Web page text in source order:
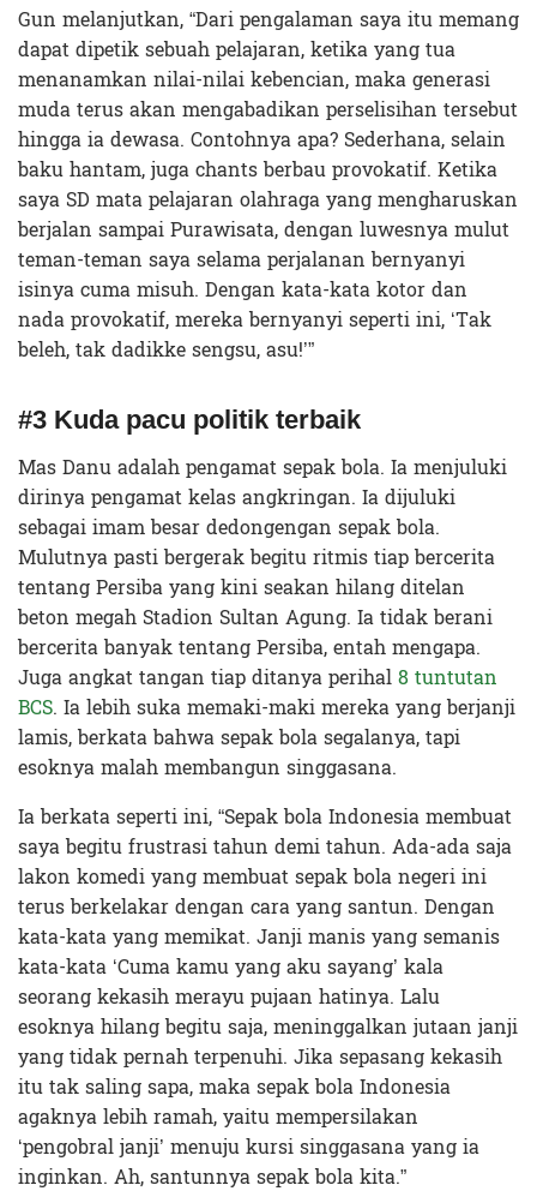
Gun melanjutkan, “Dari pengalaman saya itu memang
dapat dipetik sebuah pelajaran, ketika yang tua
menanamkan nilai-nilai kebencian, maka generasi
muda terus akan mengabadikan perselisihan tersebut
hingga ia dewasa. Contohnya apa? Sederhana, selain
baku hantam, juga chants berbau provokatif. Ketika
saya SD mata pelajaran olahraga yang mengharuskan
berjalan sampai Purawisata, dengan luwesnya mulut
teman-teman saya selama perjalanan bernyanyi
isinya cuma misuh. Dengan kata-kata kotor dan
nada provokatif, mereka bernyanyi seperti ini, ‘Tak
beleh, tak dadikke sengsu, asu!’”
#3 Kuda pacu politik terbaik
Mas Danu adalah pengamat sepak bola. Ia menjuluki
dirinya pengamat kelas angkringan. Ia dijuluki
sebagai imam besar dedongengan sepak bola.
Mulutnya pasti bergerak begitu ritmis tiap bercerita
tentang Persiba yang kini seakan hilang ditelan
beton megah Stadion Sultan Agung. Ia tidak berani
bercerita banyak tentang Persiba, entah mengapa.
Juga angkat tangan tiap ditanya perihal8 tuntutan
BCS. Ia lebih suka memaki-maki mereka yang berjanji
lamis, berkata bahwa sepak bola segalanya, tapi
esoknya malah membangun singgasana.
Ia berkata seperti ini, “Sepak bola Indonesia membuat
saya begitu frustrasi tahun demi tahun. Ada-ada saja
lakon komedi yang membuat sepak bola negeri ini
terus berkelakar dengan cara yang santun. Dengan
kata-kata yang memikat. Janji manis yang semanis
kata-kata ‘Cuma kamu yang aku sayang’ kala
seorang kekasih merayu pujaan hatinya. Lalu
esoknya hilang begitu saja, meninggalkan jutaan janji
yang tidak pernah terpenuhi. Jika sepasang kekasih
itu tak saling sapa, maka sepak bola Indonesia
agaknya lebih ramah, yaitu mempersilakan
‘pengobral janji’ menuju kursi singgasana yang ia
inginkan. Ah, santunnya sepak bola kita.”